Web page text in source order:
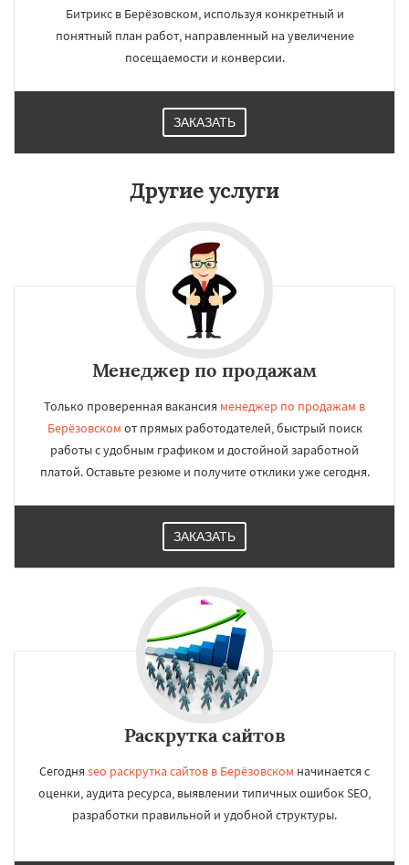
Битрикс в Берёзовском, используя конкретный и
понятный план работ, направленный на увеличение
посещаемости и конверсии.
ЗАКАЗАТЬ
Другие услуги
Менеджер по продажам
Только проверенная вакансия менеджер по продажам в
Берёзовском от прямых работодателей, быстрый поиск
работы с удобным графиком и достойной заработной
платой. Оставьте резюме и получите отклики уже сегодня.
ЗАКАЗАТЬ
Раскрутка сайтов
Сегодня seo раскрутка сайтов в Берёзовском начинается с
оценки, аудита ресурса, выявлении типичных ошибок SEO,
разработки правильной и удобной структуры.